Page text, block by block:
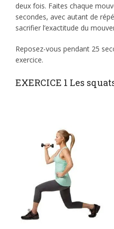
deux fois. Faites chaque
secondes, avec autant de
sacrifier l’exactitude du
Reposez-vous pendant 25
exercice.
EXERCICE 1 Les